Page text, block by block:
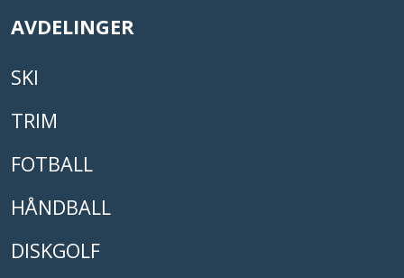
AVDELINGER
SKI
TRIM
FOTBALL
HÅNDBALL
DISKGOLF